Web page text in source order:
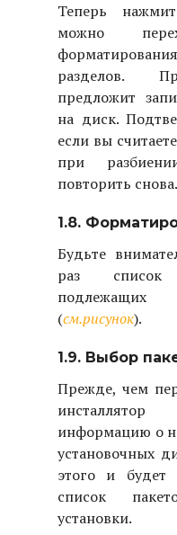
Теперь
можно
разделов.
предложит
на диск.
если вы
при
повторить снова.
1.8.
Будьте
раз список
подлежащих
(см.рисунок).
1.9. Выбор
Прежде, чем
информацию о
установочных
этого и будет
список
установки.